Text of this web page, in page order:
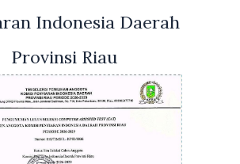
Indonesia Daerah
Provinsi Riau